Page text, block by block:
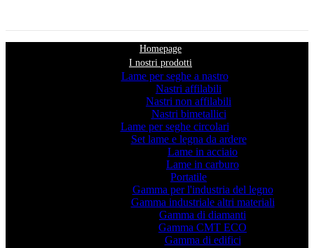
Homepage
I nostri prodotti
Lame per seghe a nastro
Nastri affilabili
Nastri non affilabili
Nastri bimetallici
Lame per seghe circolari
Set lame e legna da ardere
Lame in acciaio
Lame in carburo
Portatile
Gamma per l'industria del legno
Gamma industriale altri materiali
Gamma di diamanti
Gamma CMT ECO
Gamma di edifici